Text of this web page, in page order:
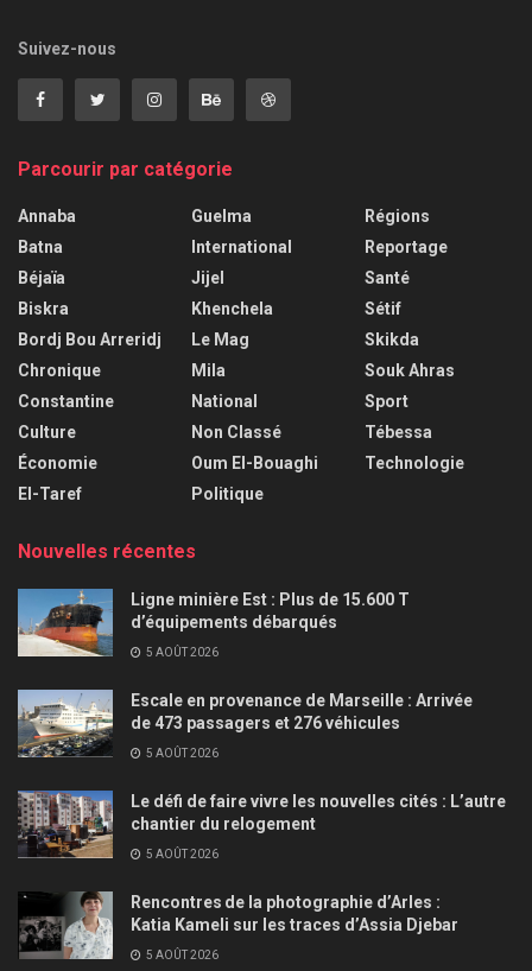
Suivez-nous
Parcourir par catégorie
Annaba
Batna
Béjaïa
Biskra
Bordj Bou Arreridj
Chronique
Constantine
Culture
Économie
El-Taref
Guelma
International
Jijel
Khenchela
Le Mag
Mila
National
Non Classé
Oum El-Bouaghi
Politique
Régions
Reportage
Santé
Sétif
Skikda
Souk Ahras
Sport
Tébessa
Technologie
Nouvelles récentes
Ligne minière Est : Plus de 15.600 T
d’équipements débarqués
5 AOÛT 2026
Escale en provenance de Marseille : Arrivée
de 473 passagers et 276 véhicules
5 AOÛT 2026
Le défi de faire vivre les nouvelles cités : L’autre
chantier du relogement
5 AOÛT 2026
Rencontres de la photographie d’Arles :
Katia Kameli sur les traces d’Assia Djebar
5 AOÛT 2026